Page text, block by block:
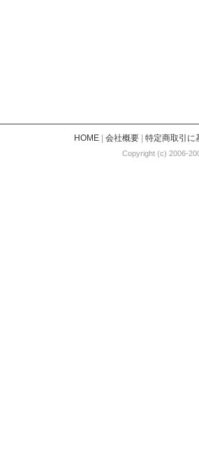
HOME| 会社概要| 特定商取引に
Copyright (c) 2006-